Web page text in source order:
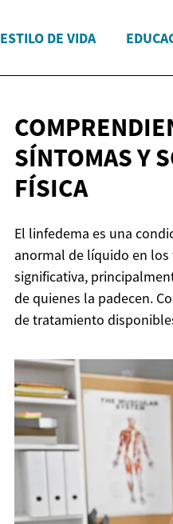
ESTILO DE VIDA
SÍNTOMAS Y
FÍSICA
El linfedema es una
anormal de líquido en
significativa,
de quienes la padecen.
de tratamiento